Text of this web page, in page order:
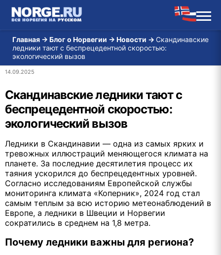
Главная → Блог о Норвегии → Новости → Скандинавские
ледники тают с беспрецедентной скоростью:
экологический вызов
14.09.2025
Скандинавские ледники тают с
беспрецедентной скоростью:
экологический вызов
Ледники в Скандинавии — одна из самых ярких и
тревожных иллюстраций меняющегося климата на
планете. За последние десятилетия процесс их
таяния ускорился до беспрецедентных уровней.
Согласно исследованиям Европейской службы
мониторинга климата «Коперник», 2024 год стал
самым теплым за всю историю метеонаблюдений в
Европе, а ледники в Швеции и Норвегии
сократились в среднем на 1,8 метра.
Почему ледники важны для региона?